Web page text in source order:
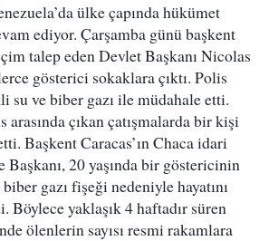
ülke çapında hükümet
ediyor. Çarşamba günü başkent
talep eden Devlet Başkanı Nicolas
gösterici sokaklara çıktı. Polis
su ve biber gazı ile müdahale etti.
çıkan çatışmalarda bir kişi
Başkent Caracas’ın Chaca idari
20 yaşında bir göstericinin
gazı fişeği nedeniyle hayatını
yaklaşık 4 haftadır süren
ölenlerin sayısı resmi rakamlara